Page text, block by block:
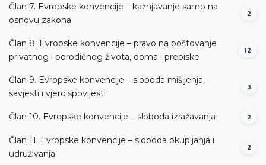
Član 7. Evropske konvencije – kažnjavanje samo na
osnovu zakona
2
Član 8. Evropske konvencije – pravo na poštovanje
privatnog i porodičnog života, doma i prepiske
12
Član 9. Evropske konvencije – sloboda mišljenja,
savjesti i vjeroispovijesti
3
Član 10. Evropske konvencije – sloboda izražavanja 2
Član 11. Evropske konvencije – sloboda okupljanja i
udruživanja
2